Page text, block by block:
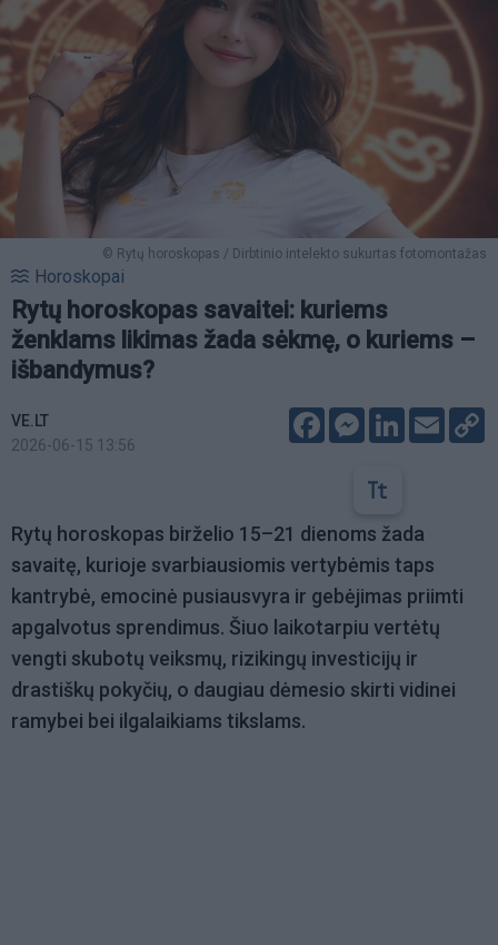
© Rytų horoskopas / Dirbtinio intelekto sukurtas fotomontažas
Horoskopai
Rytų horoskopas savaitei: kuriems
ženklams likimas žada sėkmę, o kuriems –
išbandymus?
VE.LT
2026-06-15 13:56
FacebookMessenger
LinkedIn
Email
Rytų horoskopas birželio 15–21 dienoms žada
savaitę, kurioje svarbiausiomis vertybėmis taps
kantrybė, emocinė pusiausvyra ir gebėjimas priimti
apgalvotus sprendimus. Šiuo laikotarpiu vertėtų
vengti skubotų veiksmų, rizikingų investicijų ir
drastiškų pokyčių, o daugiau dėmesio skirti vidinei
ramybei bei ilgalaikiams tikslams.